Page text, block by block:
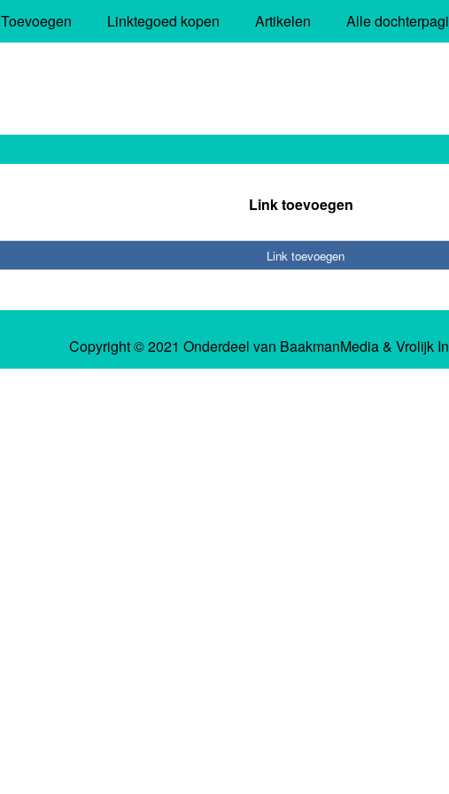
Toevoegen Linktegoed kopen Artikelen Alle
Link toevoegen
Link toevoegen
Copyright © 2021 Onderdeel van BaakmanMedia& Vrolijk